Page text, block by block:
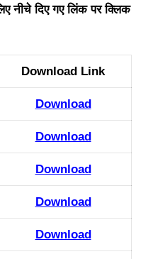
नीचे दिए गए लिंक पर क्लिक
Download Link
Download
Download
Download
Download
Download